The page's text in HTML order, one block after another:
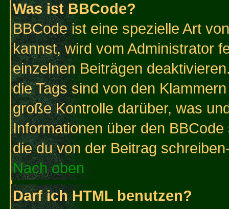
Was ist BBCode?
BBCode ist eine spezielle Art
kannst, wird vom Administrator
einzelnen Beiträgen
die Tags sind von den
große Kontrolle darüber, was
Informationen über den
die du von der Beitrag
Nach oben
Darf ich HTML benutzen?